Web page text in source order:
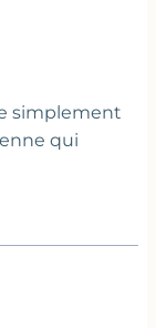
simplement
qui